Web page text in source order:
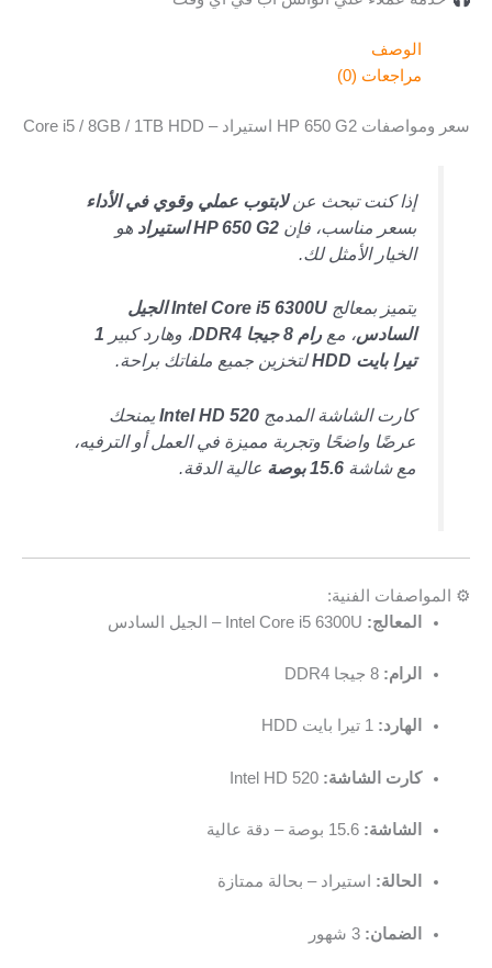
الوصف
مراجعات (0)
سعر ومواصفات HP 650 G2 استيراد – Core i5 / 8GB / 1TB HDD
إذا كنت تبحث عنلابتوب عملي وقوي في الأداء
بسعر مناسب، فإنHP 650 G2 استيراد
هو
الخيار الأمثل لك.
يتميز بمعالج
Intel Core i5 6300U الجيل
السادس، معرام 8 جيجا DDR4 ، وهارد كبير 1
تيرا بايت HDD
لتخزين جميع ملفاتك براحة.
كارت الشاشة المدمجIntel HD 520 يمنحك
عرضًا واضحًا وتجربة مميزة في العمل أو الترفيه،
مع شاشة15.6 بوصة عالية الدقة.
⚙️ المواصفات الفنية:
المعالج:
الرام:
الهارد:
كارت الشاشة:
الشاشة:
الحالة: استيراد – بحالة ممتازة
الضمان: